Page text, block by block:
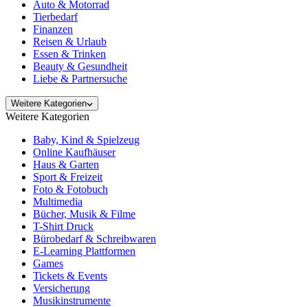
Auto & Motorrad
Tierbedarf
Finanzen
Reisen & Urlaub
Essen & Trinken
Beauty & Gesundheit
Liebe & Partnersuche
Weitere Kategorien
Weitere Kategorien
Baby, Kind & Spielzeug
Online Kaufhäuser
Haus & Garten
Sport & Freizeit
Foto & Fotobuch
Multimedia
Bücher, Musik & Filme
T-Shirt Druck
Bürobedarf & Schreibwaren
E-Learning Plattformen
Games
Tickets & Events
Versicherung
Musikinstrumente